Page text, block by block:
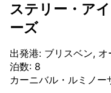
ステリー・ア
ーズ
出発港: ブリスベン,
泊数: 8
カーニバル・ルミノー